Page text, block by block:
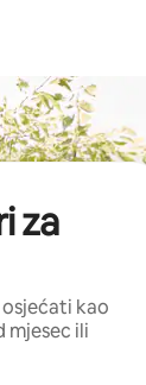
za
kao
mjesec ili